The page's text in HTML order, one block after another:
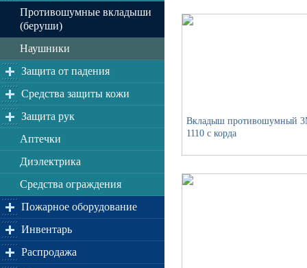
Противошумные вкладыши
(беруши)
Наушники
Защита от падения
Средства защиты кожи
Защита рук
Аптечки
Диэлектрика
Средства ограждения
Пожарное оборудование
Инвентарь
Распродажа
Вкладыш противошумный
1110 с корда